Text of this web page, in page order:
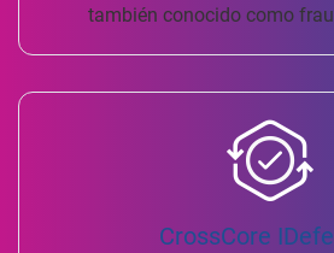
también conocido como
CrossCore